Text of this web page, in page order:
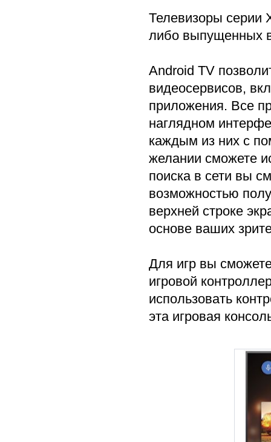
Телевизоры серии
либо выпущенных
Android TV
видеосервисов,
приложения. Все
наглядном
каждым из них с
желании сможете
поиска в сети вы
возможностью
верхней строке
основе ваших
Для игр вы
игровой
использовать
эта игровая